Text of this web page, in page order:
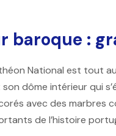
baroque :
National est tout
dôme intérieur qui
avec des marbres
de l’histoire